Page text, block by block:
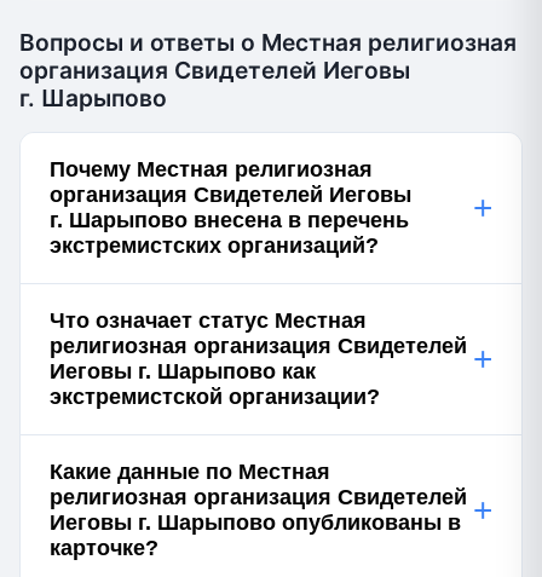
Вопросы и ответы о Местная религиозная
организация Свидетелей Иеговы
г. Шарыпово
Почему Местная религиозная
организация Свидетелей Иеговы
г. Шарыпово внесена в перечень
экстремистских организаций?
+
Что означает статус Местная
религиозная организация Свидетелей
Иеговы г. Шарыпово как
экстремистской организации?
+
Какие данные по Местная
религиозная организация Свидетелей
Иеговы г. Шарыпово опубликованы в
карточке?
+